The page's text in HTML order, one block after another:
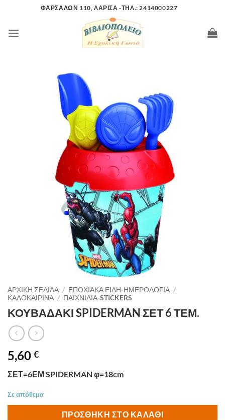
περιεχόμενο
ΦΑΡΣΑΛΩΝ 110, ΛΑΡΙΣΑ -ΤΗΛ.: 2414000227
ΑΡΧΙΚΉ ΣΕΛΊΔΑ / ΕΠΟΧΙΑΚΑ ΕΙΔΗ-ΗΜΕΡΟΛΟΓΙΑ /
ΚΑΛΟΚΑΙΡΙΝΑ / ΠΑΙΧΝΙΔΙΑ-STICKERS
ΚΟΥΒΑΔΑΚΙ SPIDERMAN ΣΕΤ 6 ΤΕΜ.
5,60 €
ΣΕΤ=6ΕΜ SPIDERMAN φ=18cm
Σε απόθεμα
ΠΡΟΣΘΉΚΗ ΣΤΟ ΚΑΛΆΘΙ